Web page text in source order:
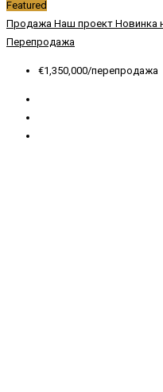
Featured
Продажа Наш проект Новинка
Перепродажа
€1,350,000/перепродажа